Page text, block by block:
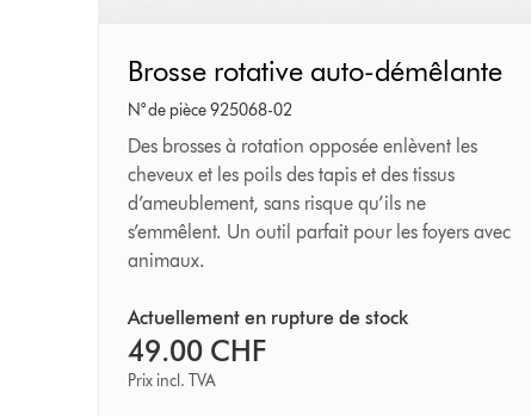
Brosse
rotative
auto-
démêlante
Brosse rotative auto-démêlante
N° de pièce 925068-02
Des brosses à rotation opposée enlèvent les
cheveux et les poils des tapis et des tissus
d’ameublement, sans risque qu’ils ne
s’emmêlent. Un outil parfait pour les foyers avec
animaux.
Actuellement en rupture de stock
49.00 CHF
Prix incl. TVA